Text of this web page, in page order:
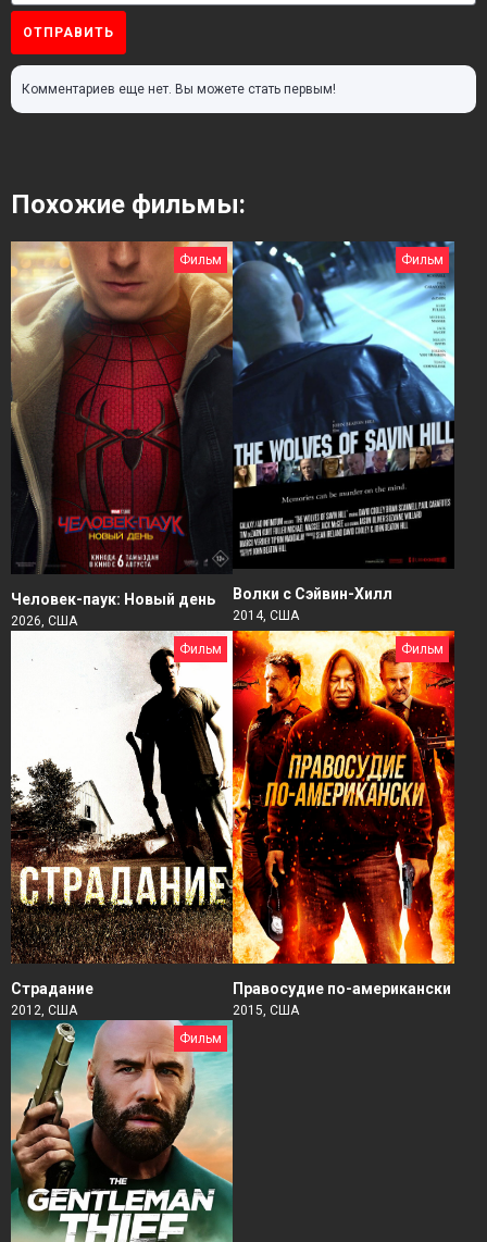
ОТПРАВИТЬ
Комментариев еще нет. Вы можете стать первым!
Похожие фильмы:
Фильм
Человек-паук: Новый день
2026, США
Фильм
Волки с Сэйвин-Хилл
2014, США
Фильм
Страдание
2012, США
Фильм
Правосудие по-американски
2015, США
Фильм